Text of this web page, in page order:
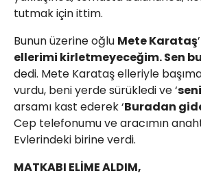
tutmak için ittim.
Bunun üzerine oğlu Mete Karataş
ellerimi kirletmeyeceğim. Sen
dedi. Mete Karataş elleriyle
vurdu, beni yerde sürükledi ve ‘
arsamı kast ederek ‘Buradan
Cep telefonumu ve aracımın
Evlerindeki birine verdi.
MATKABI ELİME ALDIM,